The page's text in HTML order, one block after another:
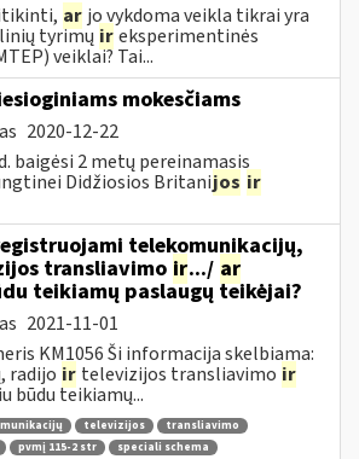
ar jo vykdoma veikla tikrai yra
tyrimų ireksperimentinės
veiklai? Tai...
mokesčiams
2020-12-22
baigėsi 2 metų pereinamasis
Didžiosios Britanijos ir
telekomunikacijų,
transliavimo ir.../ ar
teikiamų paslaugų teikėjai?
2021-11-01
KM1056 Ši informacija skelbiama:
radijo ir televizijos transliavimo ir
būdu teikiamų...
televizijos
transliavimo
pvmį 115-2 str
speciali schema